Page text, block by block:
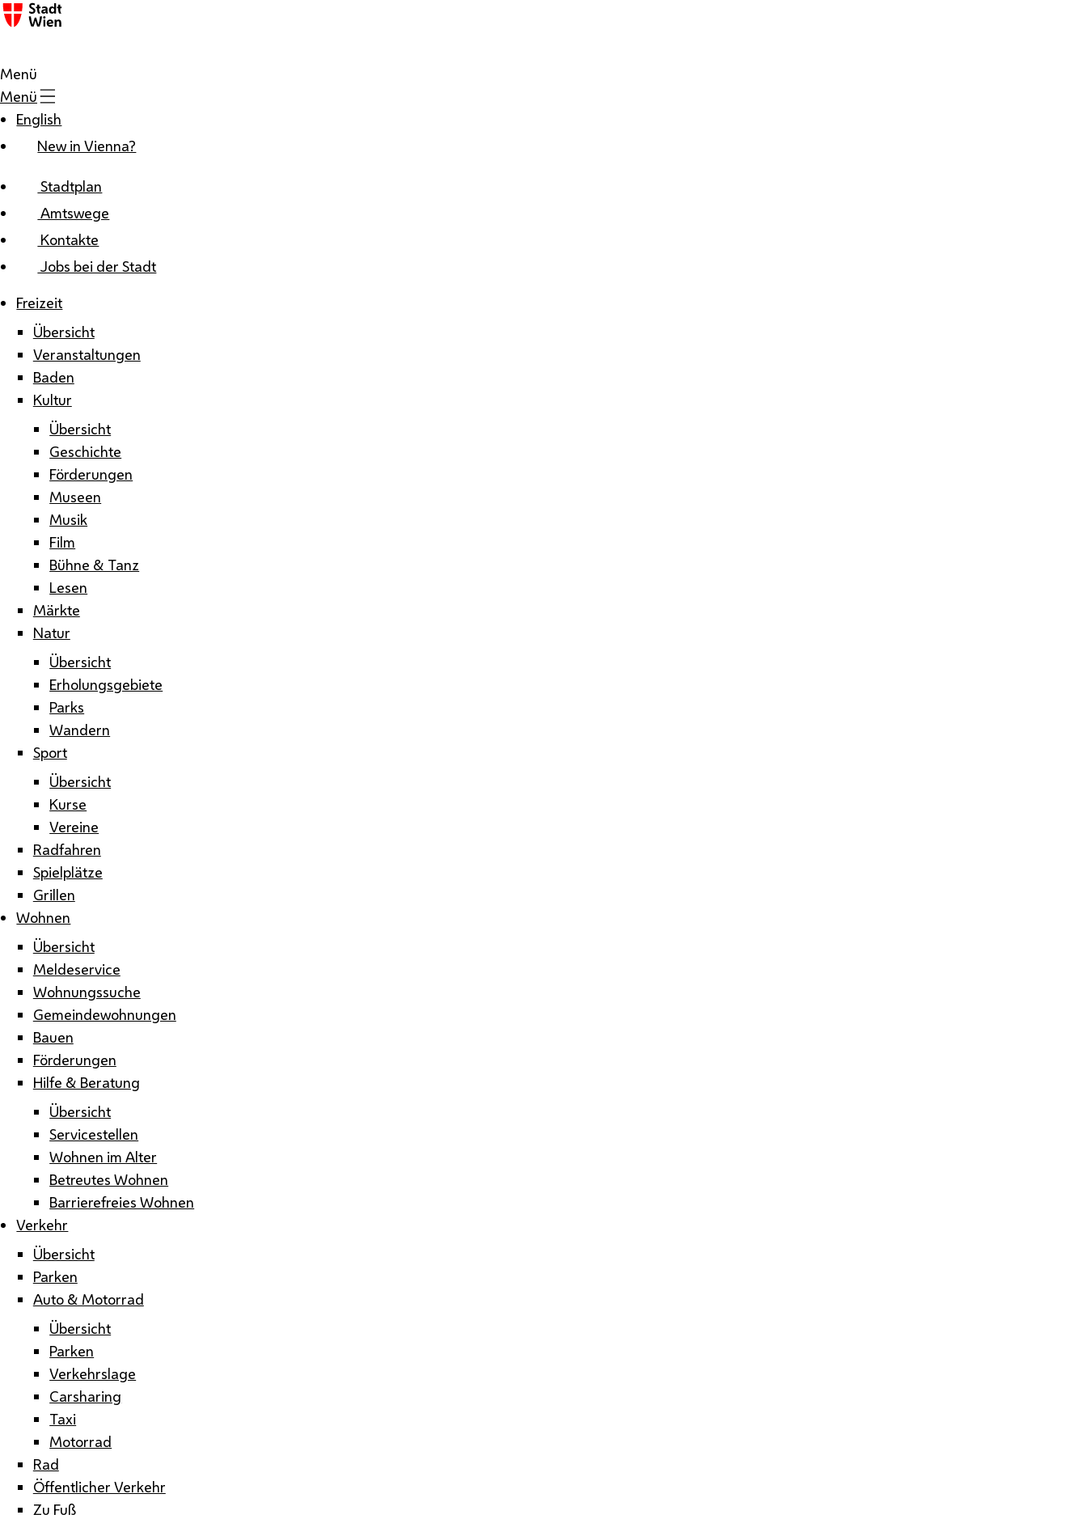
Zum Inhalt
Menü
Menü
English
New in Vienna?
Stadtplan
Amtswege
Kontakte
Jobs bei der Stadt
Freizeit
Übersicht
Veranstaltungen
Baden
Kultur
Übersicht
Geschichte
Förderungen
Museen
Musik
Film
Bühne & Tanz
Lesen
Märkte
Natur
Übersicht
Erholungsgebiete
Parks
Wandern
Sport
Übersicht
Kurse
Vereine
Radfahren
Spielplätze
Grillen
Wohnen
Übersicht
Meldeservice
Wohnungssuche
Gemeindewohnungen
Bauen
Förderungen
Hilfe & Beratung
Übersicht
Servicestellen
Wohnen im Alter
Betreutes Wohnen
Barrierefreies Wohnen
Verkehr
Übersicht
Parken
Auto & Motorrad
Übersicht
Parken
Verkehrslage
Carsharing
Taxi
Motorrad
Rad
Öffentlicher Verkehr
Zu Fuß